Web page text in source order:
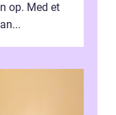
op. Med et